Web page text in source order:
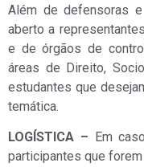
Além de defensoras
aberto a
e de órgãos de
áreas de Direito,
estudantes que
temática.
LOGÍSTICA – Em
participantes que